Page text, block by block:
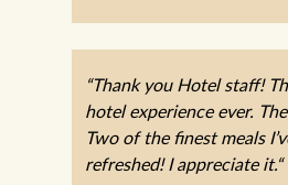
Mag. Kathy Eissler
“Thank you Hotel staff!
hotel experience ever.